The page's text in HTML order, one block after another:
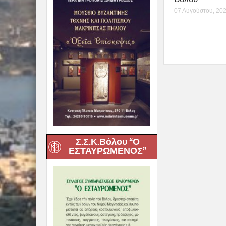
Σ.Σ.Κ.Βόλου “Ο
ΕΣΤΑΥΡΩΜΕΝΟΣ”
07 Αυγούστου,